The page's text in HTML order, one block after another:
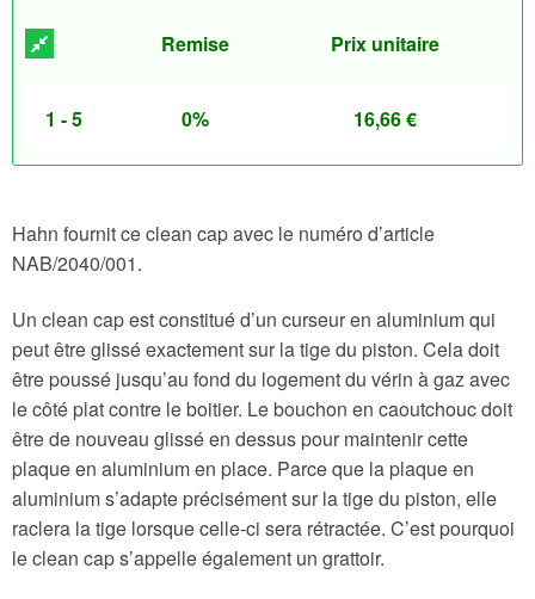
Remise Prix unitaire
1 - 5 0% 16,66€
Hahn fournit ce clean cap avec le numéro d’article
NAB/2040/001.
Un clean cap est constitué d’un curseur en aluminium qui
peut être glissé exactement sur la tige du piston. Cela doit
être poussé jusqu’au fond du logement du vérin à gaz avec
le côté plat contre le boitier. Le bouchon en caoutchouc doit
être de nouveau glissé en dessus pour maintenir cette
plaque en aluminium en place. Parce que la plaque en
aluminium s’adapte précisément sur la tige du piston, elle
raclera la tige lorsque celle-ci sera rétractée. C’est pourquoi
le clean cap s’appelle également un grattoir.